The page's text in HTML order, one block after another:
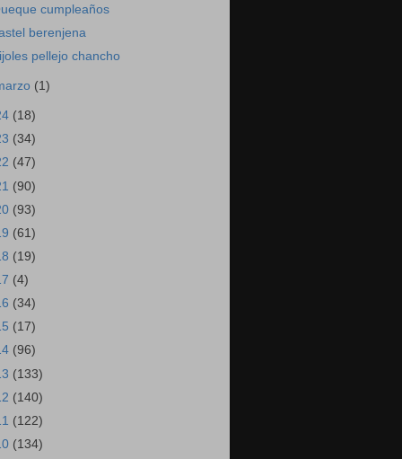
cumpleaños
berenjena
pellejo chancho
(1)
(18)
(34)
(47)
(90)
(93)
(61)
(19)
(4)
(34)
(17)
(96)
(133)
(140)
(122)
(134)